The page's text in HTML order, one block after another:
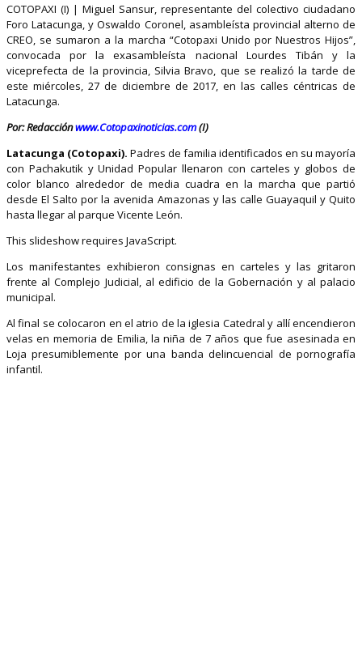
COTOPAXI (I) | Miguel Sansur, representante del colectivo ciudadano
Foro Latacunga, y Oswaldo Coronel, asambleísta provincial alterno de
CREO, se sumaron a la marcha “Cotopaxi Unido por Nuestros Hijos”,
convocada por la exasambleísta nacional Lourdes Tibán y la
viceprefecta de la provincia, Silvia Bravo, que se realizó la tarde de
este miércoles, 27 de diciembre de 2017, en las calles céntricas de
Latacunga.
Por: Redacciónwww.Cotopaxinoticias.com(I)
Latacunga (Cotopaxi). Padres de familia identificados en su mayoría
con Pachakutik y Unidad Popular llenaron con carteles y globos de
color blanco alrededor de media cuadra en la marcha que partió
desde El Salto por la avenida Amazonas y las calle Guayaquil y Quito
hasta llegar al parque Vicente León.
This slideshow requires JavaScript.
Los manifestantes exhibieron consignas en carteles y las gritaron
frente al Complejo Judicial, al edificio de la Gobernación y al palacio
municipal.
Al final se colocaron en el atrio de la iglesia Catedral y allí encendieron
velas en memoria de Emilia, la niña de 7 años que fue asesinada en
Loja presumiblemente por una banda delincuencial de pornografía
infantil.